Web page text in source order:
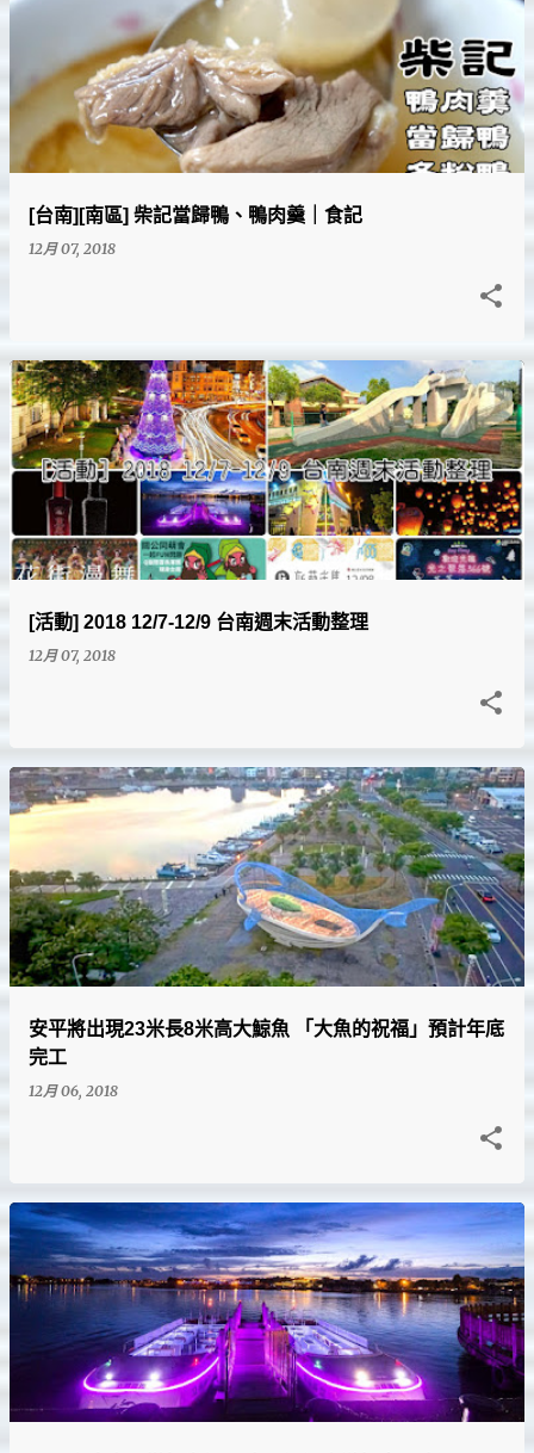
[台南][南區] 柴記當歸鴨、鴨肉羹｜食記
12月 07, 2018
[活動] 2018 12/7-12/9 台南週末活動整理
12月 07, 2018
安平將出現23米長8米高大鯨魚 「大魚的祝福」預計年底
完工
12月 06, 2018